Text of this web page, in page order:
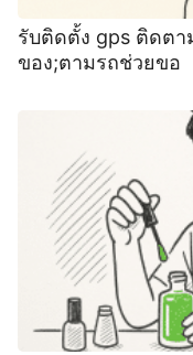
รับติดตั้ง gps ติดต
ของ;ตามรถช่วยขอ